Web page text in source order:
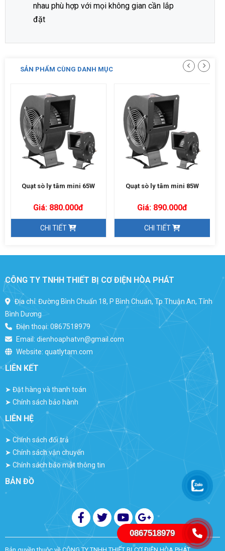
nhau phù hợp với mọi không gian cần lắp
đặt
SẢN PHẨM CÙNG DANH MỤC
Quạt sò ly tâm mini 65W
Giá: 880.000đ
CHI TIẾT
Quạt sò ly tâm mini 85W
Giá: 890.000đ
CHI TIẾT
CÔNG TY TNHH THIẾT BỊ CƠ ĐIỆN HÒA PHÁT
Địa chỉ: Đường Bình Chuẩn 18, P Bình Chuẩn, Tp Thuận An, Tỉnh
Bình Dương
Điện thoại: 0867518979
Email: dienhoaphatvn@gmail.com
Website: quatlytam.com
LIÊN KẾT
➤ Đặt hàng và thanh toán
➤ Chính sách bảo hành
LIÊN HỆ
➤ Chính sách đổi trả
➤ Chính sách vận chuyển
➤ Chính sách bảo mật thông tin
BẢN ĐỒ
0867518979